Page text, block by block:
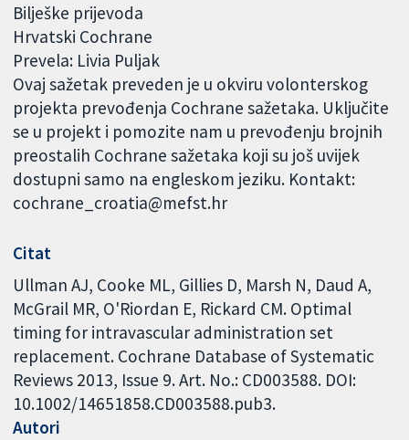
Bilješke prijevoda
Hrvatski Cochrane
Prevela: Livia Puljak
Ovaj sažetak preveden je u okviru volonterskog
projekta prevođenja Cochrane sažetaka. Uključite
se u projekt i pomozite nam u prevođenju brojnih
preostalih Cochrane sažetaka koji su još uvijek
dostupni samo na engleskom jeziku. Kontakt:
cochrane_croatia@mefst.hr
Citat
Ullman AJ, Cooke ML, Gillies D, Marsh N, Daud A,
McGrail MR, O'Riordan E, Rickard CM. Optimal
timing for intravascular administration set
replacement. Cochrane Database of Systematic
Reviews 2013, Issue 9. Art. No.: CD003588. DOI:
10.1002/14651858.CD003588.pub3.
Autori